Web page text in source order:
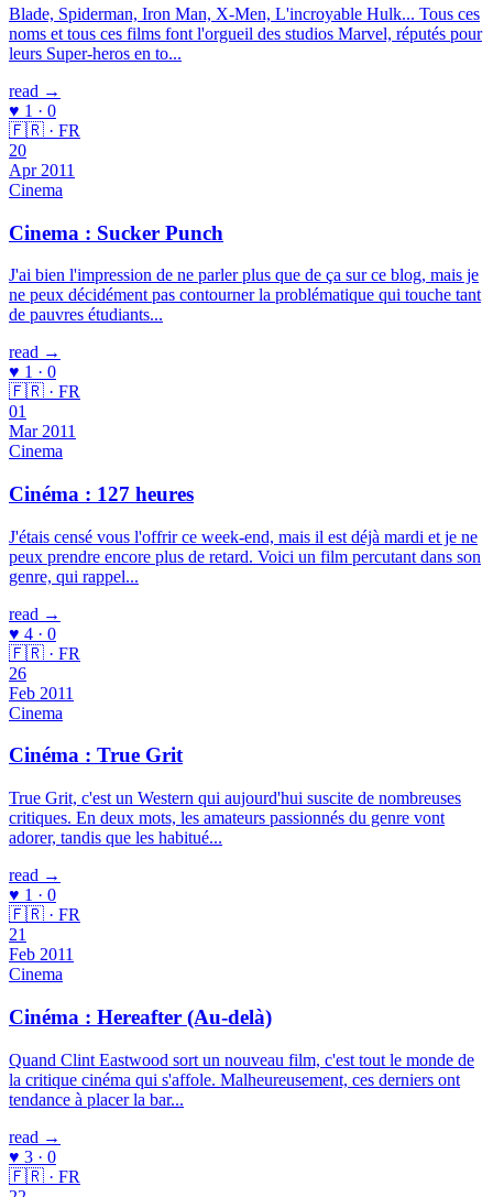
Blade, Spiderman, Iron Man, X-Men, L'incroyable Hulk... Tous ces
noms et tous ces films font l'orgueil des studios Marvel, réputés pour
leurs Super-heros en to...
read →
♥ 1 · 0
🇫🇷 · FR
20
Apr 2011
Cinema
Cinema : Sucker Punch
J'ai bien l'impression de ne parler plus que de ça sur ce blog, mais je
ne peux décidément pas contourner la problématique qui touche tant
de pauvres étudiants...
read →
♥ 1 · 0
🇫🇷 · FR
01
Mar 2011
Cinema
Cinéma : 127 heures
J'étais censé vous l'offrir ce week-end, mais il est déjà mardi et je ne
peux prendre encore plus de retard. Voici un film percutant dans son
genre, qui rappel...
read →
♥ 4 · 0
🇫🇷 · FR
26
Feb 2011
Cinema
Cinéma : True Grit
True Grit, c'est un Western qui aujourd'hui suscite de nombreuses
critiques. En deux mots, les amateurs passionnés du genre vont
adorer, tandis que les habitué...
read →
♥ 1 · 0
🇫🇷 · FR
21
Feb 2011
Cinema
Cinéma : Hereafter (Au-delà)
Quand Clint Eastwood sort un nouveau film, c'est tout le monde de
la critique cinéma qui s'affole. Malheureusement, ces derniers ont
tendance à placer la bar...
read →
♥ 3 · 0
🇫🇷 · FR